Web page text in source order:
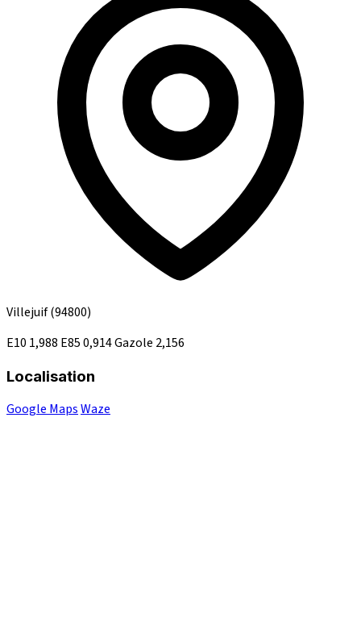
Villejuif(94800)
E10 1,988 E850,914Gazole 2,156
Localisation
Google MapsWaze